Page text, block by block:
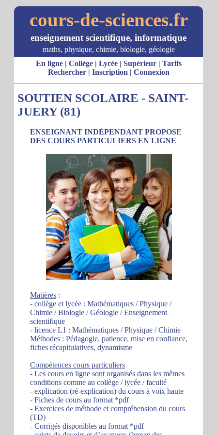
cours-de-sciences.fr
enseignement scientifique, informatique
maths, physique, chimie, biologie, géologie
En ligne| Collège| Lycée| Supérieur| Tarifs
Rechercher| Inscription | Connexion
SOUTIEN SCOLAIRE - SAINT-
JUERY (81)
ENSEIGNANT INDÉPENDANT PROPOSE
DES COURS PARTICULIERS EN LIGNE
Matières :
- collège et lycée : Mathématiques / Physique /
Chimie / Biologie / Géologie / Enseignement
scientifique
- licence L1 : Mathématiques / Physique / Chimie
Méthodes : Pédagogie, patience, mise en confiance,
fiches récapitulatives, dynamisme
Compétences cours particuliers
- Les cours en ligne sont organisés dans les mêmes
conditions comme au collège / lycée / faculté
- explication (ré-explication) du cours à voix haute
- Fiches de cours au format *pdf
- Exercices de méthode et compréhension du cours
(TD)
- Corrigés disponibles au format *pdf